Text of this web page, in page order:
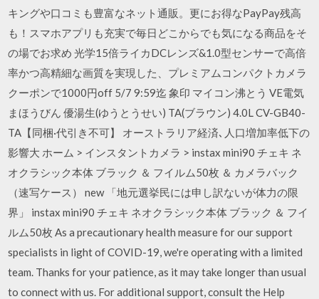
キングや口コミも豊富なネット通販。更にお得なPayPay残高
も！スマホアプリも充実で毎日どこからでも気になる商品をそ
の場でお求め 光学15倍ライカDCレンズ&1.0型センサーで高倍
率かつ高精細な画質を実現した、プレミアムコンパクトカメラ
クーポンで1000円off 5/7 9:59迄 象印 マイコン沸とう VE電気
まほうびん 優湯生(ゆうとうせい) TA(ブラウン) 4.0L CV-GB40-
TA【同梱·代引き不可】 オーストラリア経済､人口増加率低下の
影響大 ホーム > インスタントカメラ > instax mini90 チェキ ネ
オクラシック本体 ブラック ＆ フイルム50枚 ＆ カメラバック
（速写ケース） new 「地元選挙民には申し訳ないが体力の限
界」 instax mini90 チェキ ネオクラシック本体 ブラック ＆ フイ
ルム50枚 As a precautionary health measure for our support
specialists in light of COVID-19, we're operating with a limited
team. Thanks for your patience, as it may take longer than usual
to connect with us. For additional support, consult the Help